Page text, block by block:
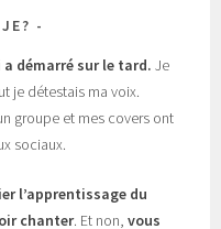
a démarré sur le tard. Je
je détestais ma voix.
groupe et mes covers ont
sociaux.
l’apprentissage du
chanter. Et non,vous